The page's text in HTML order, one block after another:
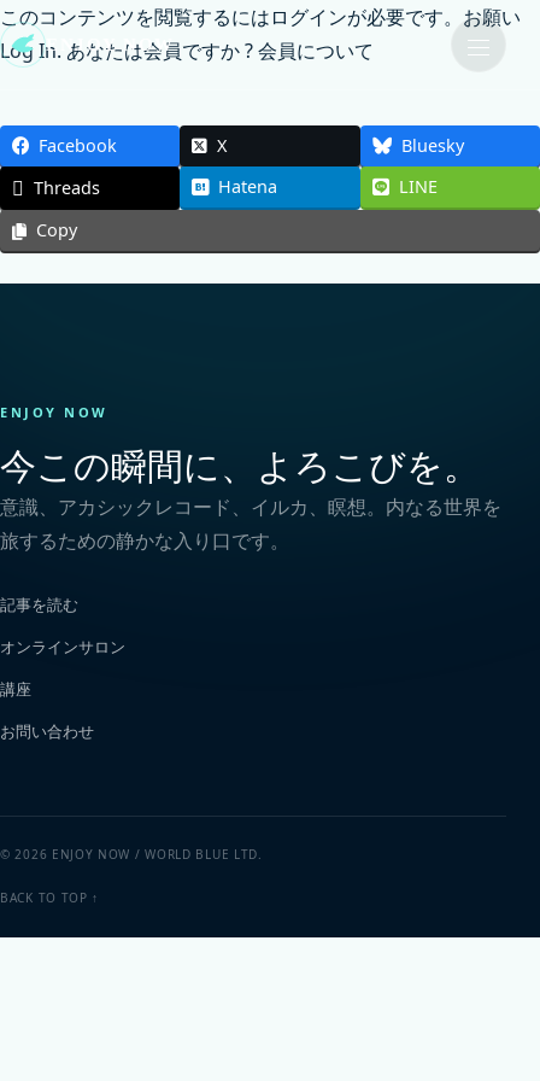
ENJOY NOW
このコンテンツを閲覧するにはログインが必要です。お願い
Log In. あなたは会員ですか ?会員について
Facebook X
Bluesky
Threads
Hatena
LINE
Copy
ENJOY NOW
今この瞬間に、よろこびを。
意識、アカシックレコード、イルカ、瞑想。内なる世界を
旅するための静かな入り口です。
記事を読む
オンラインサロン
講座
お問い合わせ
© 2026 ENJOY NOW / WORLD BLUE LTD.
BACK TO TOP ↑